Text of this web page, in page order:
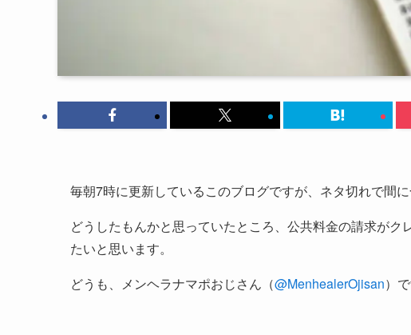
毎朝7時に更新しているこのブログですが、ネタ切れで間に
どうしたもんかと思っていたところ、公共料金の請求が
たいと思います。
どうも、メンヘラナマポおじさん（@MenhealerOjisan）で